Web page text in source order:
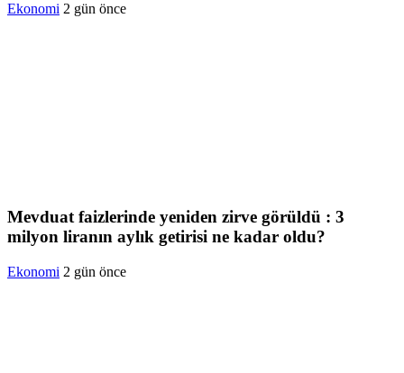
Ekonomi 2 gün önce
Mevduat faizlerinde yeniden zirve görüldü : 3
milyon liranın aylık getirisi ne kadar oldu?
Ekonomi 2 gün önce